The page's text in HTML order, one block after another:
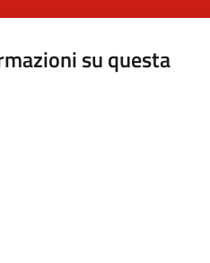
su questa